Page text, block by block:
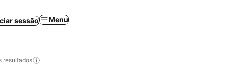
sessão Menu
resultados